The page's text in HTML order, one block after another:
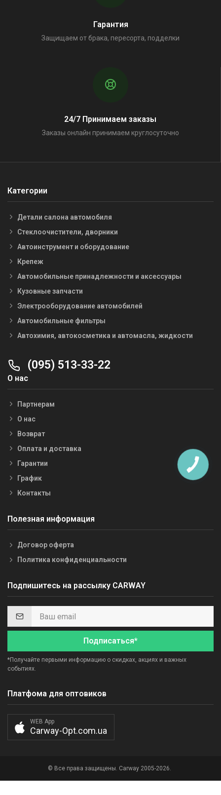
Гарантия
Защищаем от брака, пересорта, подделки
24/7 Принимаем заказы
Заказы онлайн принимаем круглосуточно
Категории
Детали салона автомобиля
Стеклоочистители, дворники
Автоинструмент и оборудование
Крепеж
Автомобильные принадлежности и аксессуары
Кузовные запчасти
Электрооборудование автомобилей
Автомобильные фильтры
Автохимия, автокосметика и автомасла, жидкости
(095) 513-33-22
О нас
Партнерам
О нас
Возврат
Оплата и доставка
Гарантии
График
Контакты
Полезная информация
Договор оферта
Политика конфиденциальности
Подпишитесь на рассылку CARWAY
Подписаться*
*Получайте первыми информацию о скидках, акциях и важных
событиях.
Платфома для оптовиков
WEB App
Carway-Opt.com.ua
© Все права защищены. Carway 2005-2026.